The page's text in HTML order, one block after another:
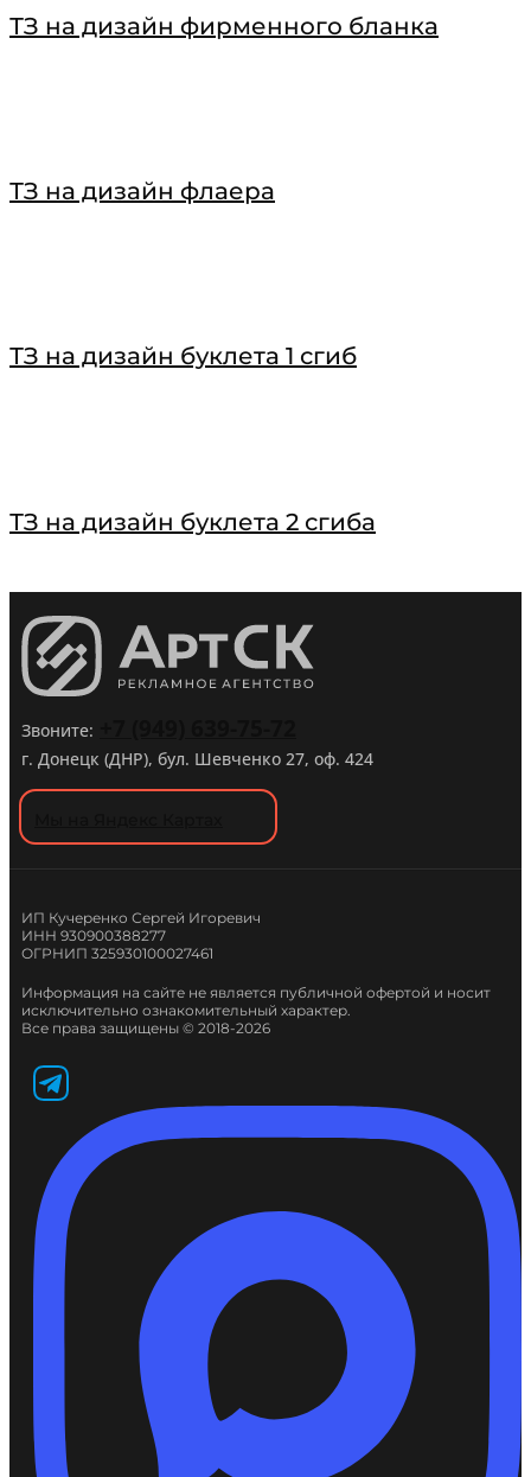
ТЗ на дизайн фирменного бланка
ТЗ на дизайн флаера
ТЗ на дизайн буклета 1 сгиб
ТЗ на дизайн буклета 2 сгиба
Звоните:
г. Донецк (ДНР), бул. Шевченко 27, оф. 424
ИП Кучеренко Сергей Игоревич
ИНН 930900388277
ОГРНИП 325930100027461
Информация на сайте не является публичной офертой и носит
исключительно ознакомительный характер.
Все права защищены © 2018-2026